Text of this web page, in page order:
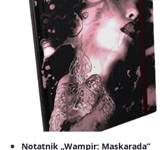
Notatnik „Wampir: Maskarada”